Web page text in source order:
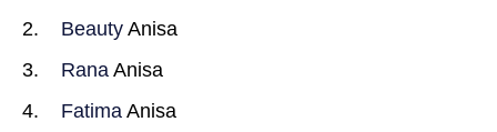
Beauty Anisa
Rana Anisa
Fatima Anisa